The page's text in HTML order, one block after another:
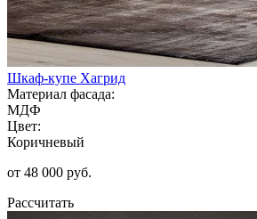
Шкаф-купе Хагрид
Материал фасада:
МДФ
Цвет:
Коричневый
от 48 000 руб.
Рассчитать